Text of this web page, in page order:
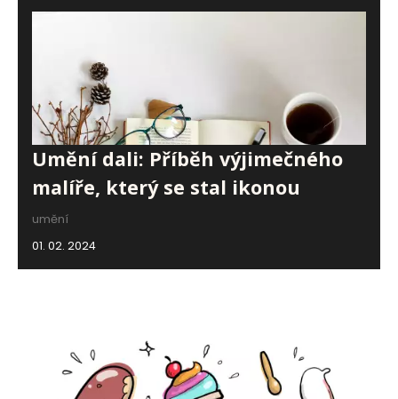
Umění dali: Příběh výjimečného
malíře, který se stal ikonou
umění
01. 02. 2024